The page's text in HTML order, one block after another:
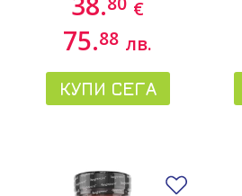
€
75.88 лв.
КУПИ СЕГА